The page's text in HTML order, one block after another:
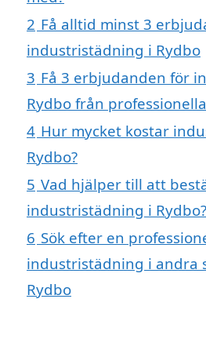
2 Få alltid minst 3
industristädning i Rydbo
3 Få 3 erbjudanden för
Rydbo från
4 Hur mycket kostar
Rydbo?
5 Vad hjälper till att
industristädning i Rydbo?
6 Sök efter en
industristädning i andra
Rydbo